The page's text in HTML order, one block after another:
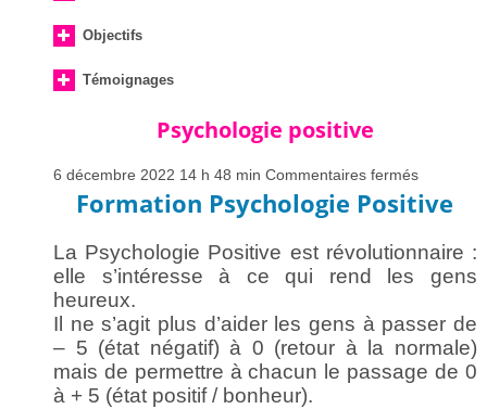
Objectifs
Témoignages
« Énorme merci pour cette journée positive, aussi forte
« En plus, beau cadeau que nous offre cette formation.
Merci à tous » C.P
« Je vous recommande les stages de Lolita, elle vous
bien » Dr Madan Kataria « Pleins d’exercices à
reproduire ! » M.D
« Ravi de cette rencontre : une découverte, une
assimilation et déjà un expérience réussie en 1 seul jour.
Bravo, je suis désormais heureux de ces bienfaits » P.G
« C’est fort et fort intéressant. Bravo à Lolita et à sa belle
présence » P.L
« Excellente journée, très riche et très vraie, merci à la
formatrice » G.D
Psychologie positive
6 décembre 2022 14 h 48 min Commentaires ferméssur
positive
Formation Psychologie Positive
La Psychologie Positive est révolutionnaire :
elle s’intéresse à ce qui rend les gens
heureux.
Il ne s’agit plus d’aider les gens à passer de
– 5 (état négatif) à 0 (retour à la normale)
mais de permettre à chacun le passage de 0
à + 5 (état positif / bonheur).